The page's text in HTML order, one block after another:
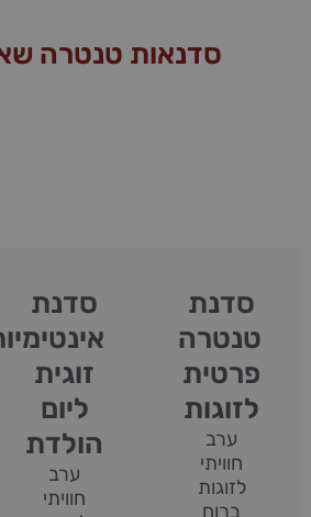
סדנאות טנטרה
סדנת
טנטרה
פרטית
לזוגות
ערב
חוויתי
לזוגות
ברוח
סדנת
זוגית
ליום
הולדת
ערב
חוויתי